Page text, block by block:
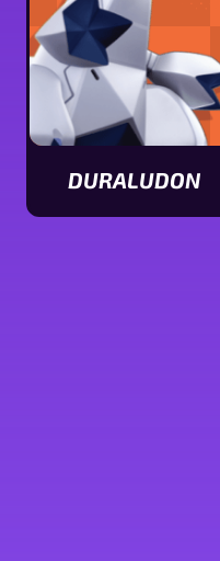
DURALUDON
Ver